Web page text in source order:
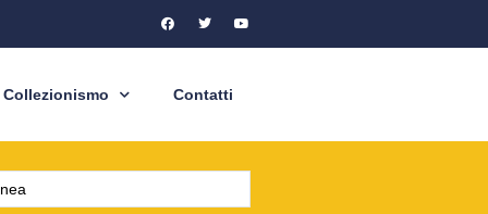
Collezionismo Contatti